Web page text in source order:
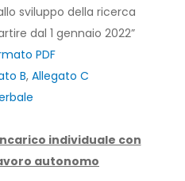
sviluppo della ricerca
dal 1 gennaio 2022”
PDF
B, Allegato C
individuale con
autonomo